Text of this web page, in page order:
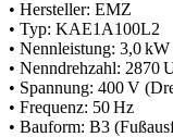
• Hersteller: EMZ
• Typ: KAE1A100L2
• Nennleistung: 3,0 kW
• Nenndrehzahl: 2870
• Spannung: 400 V
• Frequenz: 50 Hz
• Bauform: B3